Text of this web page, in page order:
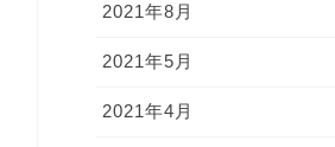
2021年8月
2021年5月
2021年4月